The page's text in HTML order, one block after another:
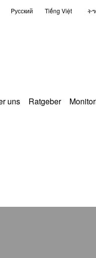
Pусский Tiếng Việt
uns Ratgeber